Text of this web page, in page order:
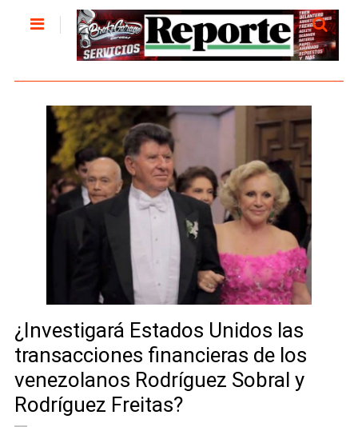
¿Investigará Estados Unidos las
transacciones financieras de los
venezolanos Rodríguez Sobral y
Rodríguez Freitas?